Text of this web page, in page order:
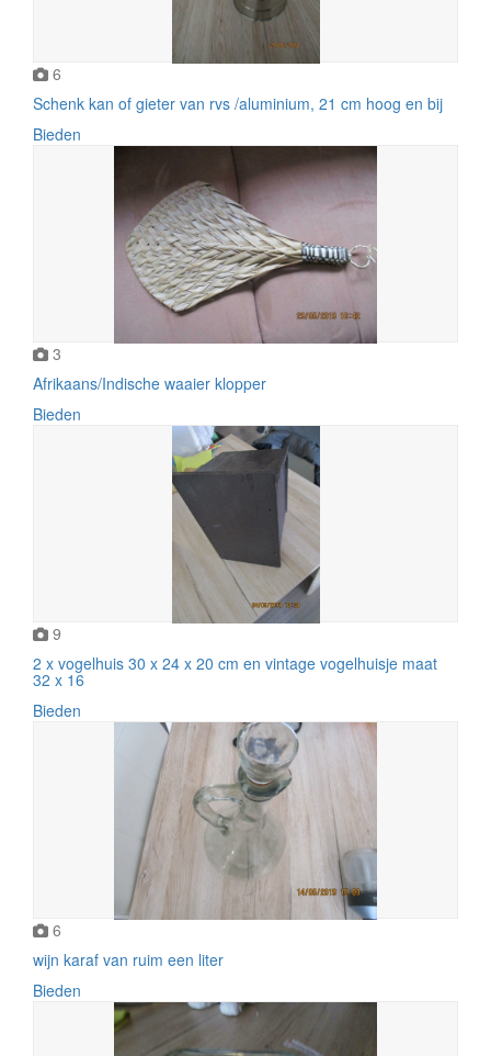
6
Schenk kan of gieter van rvs /aluminium, 21 cm hoog en bij
Bieden
3
Afrikaans/Indische waaier klopper
Bieden
9
2 x vogelhuis 30 x 24 x 20 cm en vintage vogelhuisje maat
32 x 16
Bieden
6
wijn karaf van ruim een liter
Bieden